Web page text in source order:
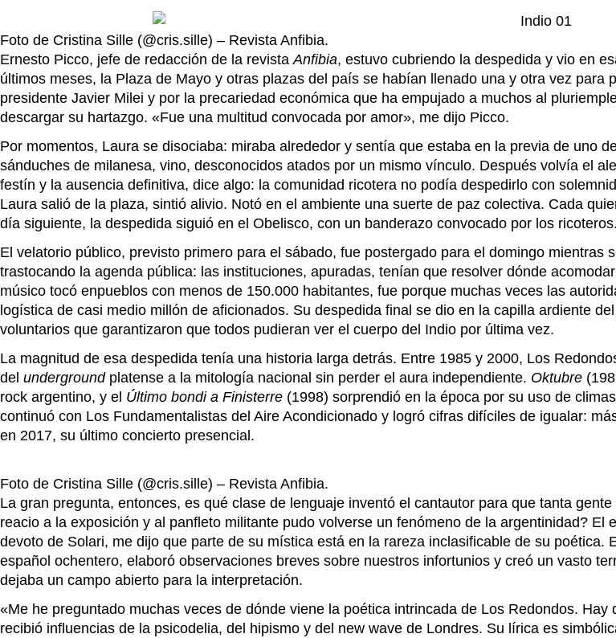
Foto de Cristina Sille (@cris.sille) – Revista Anfibia.
Ernesto Picco, jefe de redacción de la revistaAnfibia, estuvo cubriendo la despedida y vio en
últimos meses, la Plaza de Mayo y otras plazas del país se habían llenado una y otra vez
presidente Javier Milei y por la precariedad económica que ha empujado a muchos al
descargar su hartazgo. «Fue una multitud convocada por amor», me dijo Picco.
Por momentos, Laura se disociaba: miraba alrededor y sentía que estaba en la previa de uno
sánduches de milanesa, vino, desconocidos atados por un mismo vínculo. Después volvía el
festín y la ausencia definitiva, dice algo: la comunidad ricotera no podía despedirlo con
Laura salió de la plaza, sintió alivio. Notó en el ambiente una suerte de paz colectiva. Cada
día siguiente, la despedida siguió en el Obelisco, con un banderazo convocado por los ricoteros.
El velatorio público, previsto primero para el sábado, fue postergado para el domingo
trastocando la agenda pública: las instituciones, apuradas, tenían que resolver dónde
músico tocó enpueblos con menos de 150.000 habitantes, fue porque muchas veces las
logística de casi medio millón de aficionados. Su despedida final se dio en la capilla ardiente
voluntarios que garantizaron que todos pudieran ver el cuerpo del Indio por última vez.
La magnitud de esa despedida tenía una historia larga detrás. Entre 1985 y 2000, Los
del underground platense a la mitología nacional sin perder el aura independiente. Oktubre
rock argentino, y el Último bondi a Finisterre (1998) sorprendió en la época por su uso de
continuó con Los Fundamentalistas del Aire Acondicionado y logró cifras difíciles de igualar:
en 2017, su último concierto presencial.
Foto de Cristina Sille (@cris.sille) – Revista Anfibia.
La gran pregunta, entonces, es qué clase de lenguaje inventó el cantautor para que tanta
reacio a la exposición y al panfleto militante pudo volverse un fenómeno de la argentinidad?
devoto de Solari, me dijo que parte de su mística está en la rareza inclasificable de su
español ochentero, elaboró observaciones breves sobre nuestros infortunios y creó un vasto
dejaba un campo abierto para la interpretación.
«Me he preguntado muchas veces de dónde viene la poética intrincada de Los Redondos.
recibió influencias de la psicodelia, del hipismo y del new wave de Londres. Su lírica es